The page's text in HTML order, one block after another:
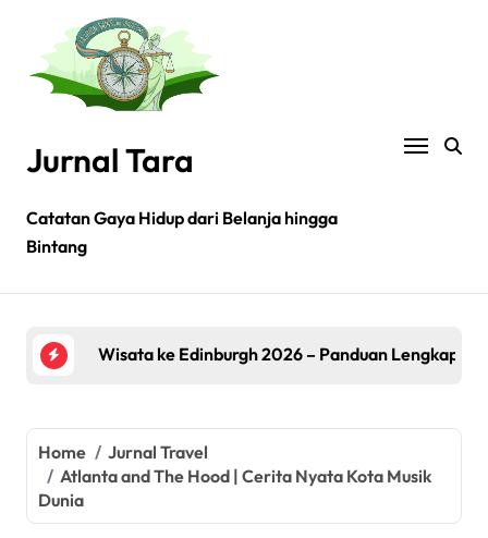
content
Jurnal Tara
Catatan Gaya Hidup dari Belanja hingga
Bintang
Jalan-Jalan ke Kazakhstan 2026: Rahasia
Wisata ke Fujiyoshida 2026 – Panduan Lengkap
Jalan-Jalan ke Kazakhstan 2026: Rahasia
Referensi Outfit Met Gala 2026 Terbaik: Inspirasi
Home
Jurnal Travel
Atlanta and The Hood | Cerita Nyata Kota Musik
Dunia